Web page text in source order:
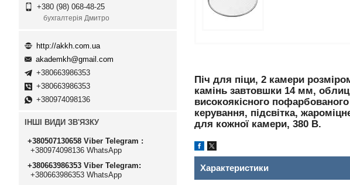
Піч для піци, 2 камери
камінь завтовшки 14 мм,
високоякісного
керування, підсвітка,
для кожної камери, 380 В.
Характеристики
+380 (98) 068-48-25
бухгалтерія Дмитро
http://akkh.com.ua
akademkh@gmail.com
+380663986353
+380663986353
+380974098136
ІНШІ ВИДИ ЗВ'ЯЗКУ
+380507130658 Viber Telegram
+380974098136 WhatsApp
+380663986353 Viber Telegram
+380663986353 WhatsApp